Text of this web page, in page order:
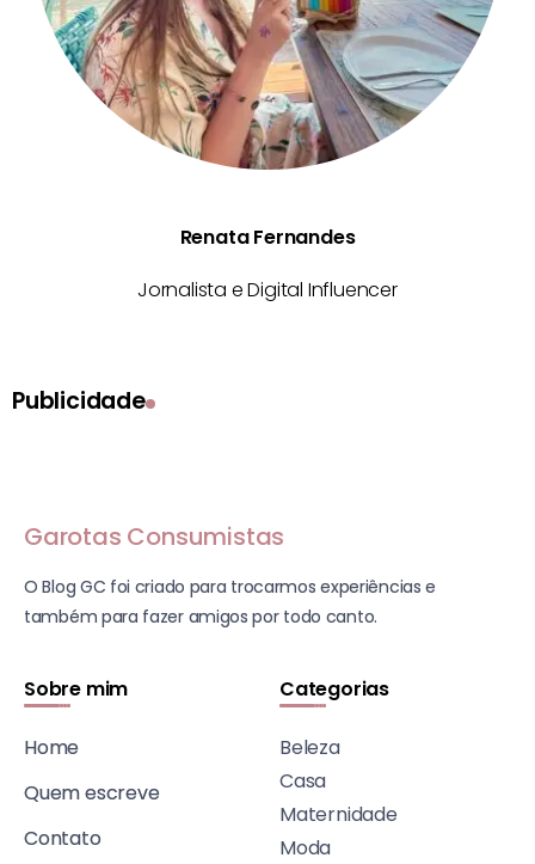
Renata Fernandes
Jornalista e Digital Influencer
Publicidade
Garotas Consumistas
O Blog GC foi criado para trocarmos experiências e
também para fazer amigos por todo canto.
Sobre mim
Home
Quem escreve
Contato
Categorias
Beleza
Casa
Maternidade
Moda